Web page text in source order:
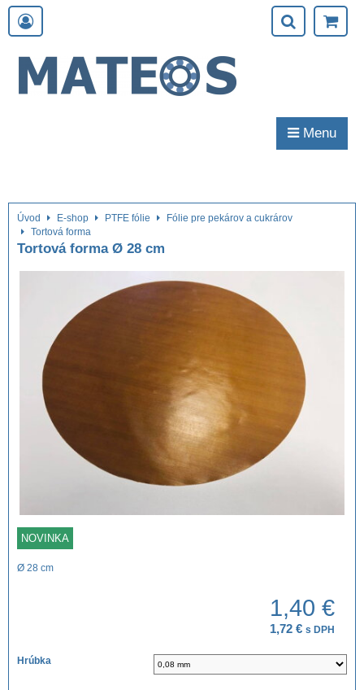
Menu
Úvod E-shop PTFE fólie
Fólie pre pekárov a cukrárov
Tortová forma
Tortová forma Ø 28 cm
NOVINKA
Ø 28 cm
1,40 €
1,72 € s DPH
Hrúbka